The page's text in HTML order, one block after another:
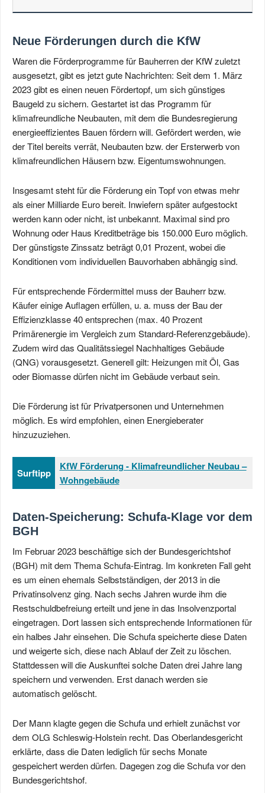
Neue Förderungen durch die KfW
Waren die Förderprogramme für Bauherren der KfW zuletzt
ausgesetzt, gibt es jetzt gute Nachrichten: Seit dem 1. März
2023 gibt es einen neuen Fördertopf, um sich günstiges
Baugeld zu sichern. Gestartet ist das Programm für
klimafreundliche Neubauten, mit dem die Bundesregierung
energieeffizientes Bauen fördern will. Gefördert werden, wie
der Titel bereits verrät, Neubauten bzw. der Ersterwerb von
klimafreundlichen Häusern bzw. Eigentumswohnungen.
Insgesamt steht für die Förderung ein Topf von etwas mehr
als einer Milliarde Euro bereit. Inwiefern später aufgestockt
werden kann oder nicht, ist unbekannt. Maximal sind pro
Wohnung oder Haus Kreditbeträge bis 150.000 Euro möglich.
Der günstigste Zinssatz beträgt 0,01 Prozent, wobei die
Konditionen vom individuellen Bauvorhaben abhängig sind.
Für entsprechende Fördermittel muss der Bauherr bzw.
Käufer einige Auflagen erfüllen, u. a. muss der Bau der
Effizienzklasse 40 entsprechen (max. 40 Prozent
Primärenergie im Vergleich zum Standard-Referenzgebäude).
Zudem wird das Qualitätssiegel Nachhaltiges Gebäude
(QNG) vorausgesetzt. Generell gilt: Heizungen mit Öl, Gas
oder Biomasse dürfen nicht im Gebäude verbaut sein.
Die Förderung ist für Privatpersonen und Unternehmen
möglich. Es wird empfohlen, einen Energieberater
hinzuzuziehen.
Surftipp
KfW Förderung - Klimafreundlicher Neubau –
Wohngebäude
Daten-Speicherung: Schufa-Klage vor dem
BGH
Im Februar 2023 beschäftige sich der Bundesgerichtshof
(BGH) mit dem Thema Schufa-Eintrag. Im konkreten Fall geht
es um einen ehemals Selbstständigen, der 2013 in die
Privatinsolvenz ging. Nach sechs Jahren wurde ihm die
Restschuldbefreiung erteilt und jene in das Insolvenzportal
eingetragen. Dort lassen sich entsprechende Informationen für
ein halbes Jahr einsehen. Die Schufa speicherte diese Daten
und weigerte sich, diese nach Ablauf der Zeit zu löschen.
Stattdessen will die Auskunftei solche Daten drei Jahre lang
speichern und verwenden. Erst danach werden sie
automatisch gelöscht.
Der Mann klagte gegen die Schufa und erhielt zunächst vor
dem OLG Schleswig-Holstein recht. Das Oberlandesgericht
erklärte, dass die Daten lediglich für sechs Monate
gespeichert werden dürfen. Dagegen zog die Schufa vor den
Bundesgerichtshof.